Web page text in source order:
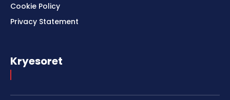
Cookie Policy
Privacy Statement
Kryesoret